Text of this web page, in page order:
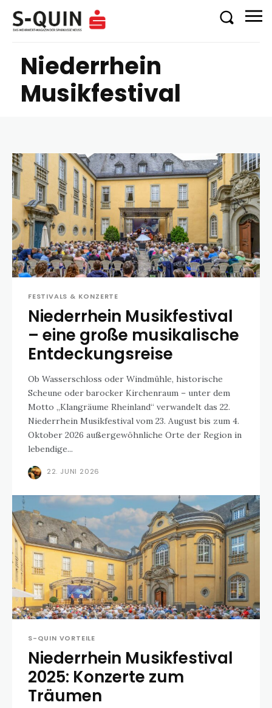
Niederrhein
Musikfestival
FESTIVALS & KONZERTE
Niederrhein Musikfestival
– eine große musikalische
Entdeckungsreise
Ob Wasserschloss oder Windmühle, historische
Scheune oder barocker Kirchenraum – unter dem
Motto „Klangräume Rheinland“ verwandelt das 22.
Niederrhein Musikfestival vom 23. August bis zum 4.
Oktober 2026 außergewöhnliche Orte der Region in
lebendige...
22. JUNI 2026
S-QUIN VORTEILE
Niederrhein Musikfestival
2025: Konzerte zum
Träumen